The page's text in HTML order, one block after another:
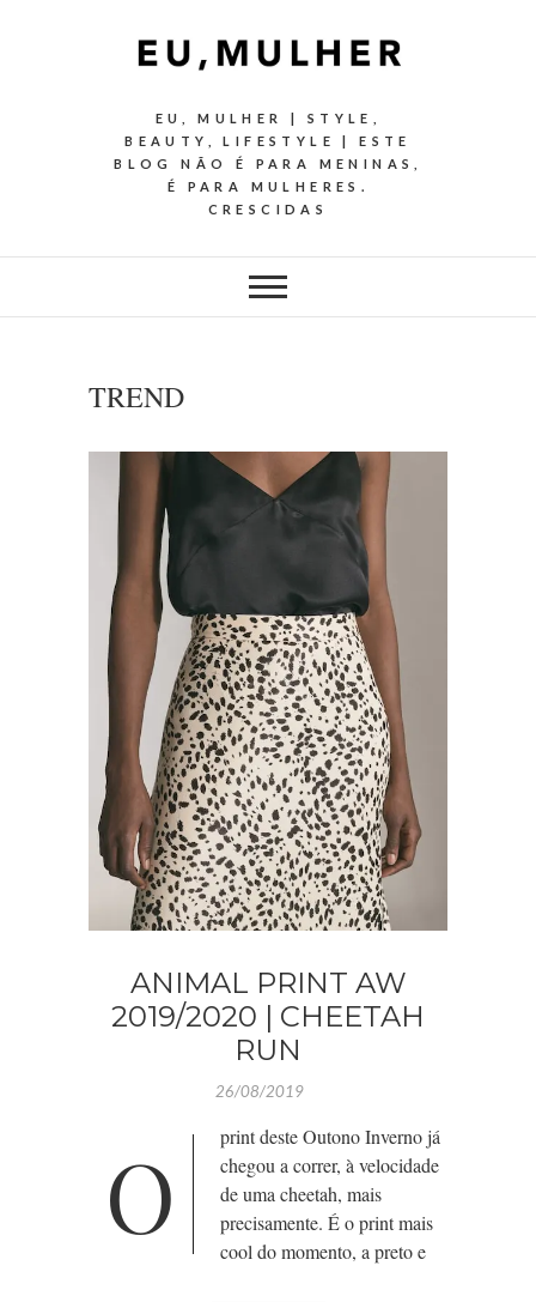
EU, MULHER | STYLE,
BEAUTY, LIFESTYLE | ESTE
BLOG NÃO É PARA MENINAS,
É PARA MULHERES.
CRESCIDAS
TREND
ANIMAL PRINT AW
2019/2020 | CHEETAH
RUN
26/08/2019
O
print deste Outono Inverno já
chegou a correr, à velocidade
de uma cheetah, mais
precisamente. É o print mais
cool do momento, a preto e